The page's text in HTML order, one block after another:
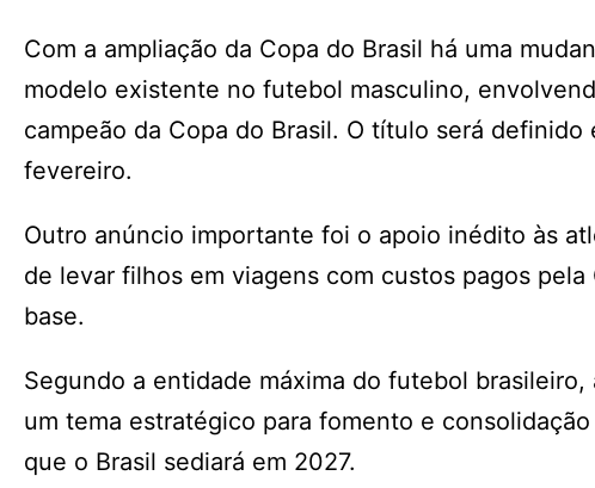
Com a ampliação da Copa do Brasil há uma
modelo existente no futebol masculino,
campeão da Copa do Brasil. O título será
fevereiro.
Outro anúncio importante foi o apoio inédito às
de levar filhos em viagens com custos pagos
base.
Segundo a entidade máxima do futebol
um tema estratégico para fomento e
que o Brasil sediará em 2027.